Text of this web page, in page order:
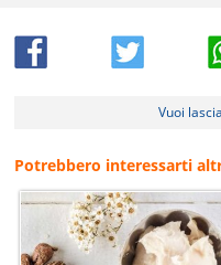
Vuoi
Potrebbero interessarti